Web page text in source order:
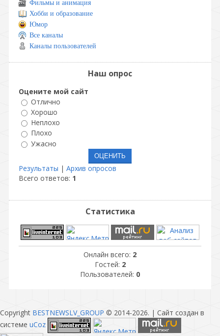
Фильмы и анимация
Хобби и образование
Юмор
Все каналы
Каналы пользователей
Наш опрос
Оцените мой сайт
Отлично
Хорошо
Неплохо
Плохо
Ужасно
Результаты | Архив опросов
Всего ответов: 1
Статистика
Онлайн всего: 2
Гостей: 2
Пользователей: 0
Copyright BESTNEWSLV_GROUP © 2014-2026. | Сайт создан в
системе uCoz